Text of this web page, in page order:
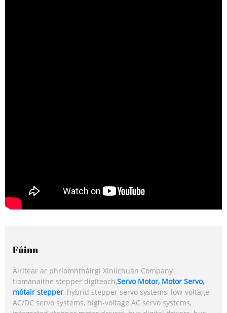
Fúinn
Áirítear ar phríomhtháirgí Xinlichuan Company
tiománaithe stepper digiteach,Servo Motor, Motor Servo,
mótair stepper, hybrid stepper servo systems, low-voltage
AC/DC servo systems, high-voltage AC servo systems,